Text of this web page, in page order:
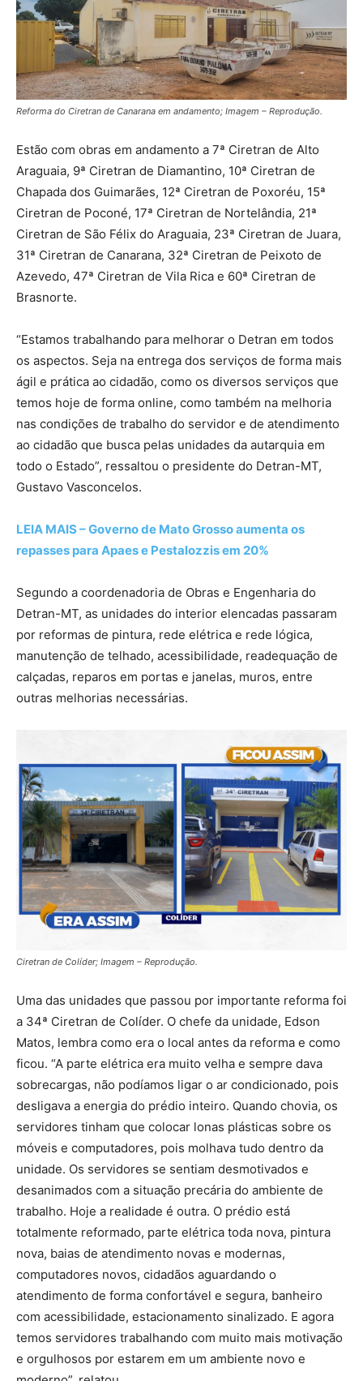
Reforma do Ciretran de Canarana em andamento; Imagem – Reprodução.
Estão com obras em andamento a 7ª Ciretran de Alto
Araguaia, 9ª Ciretran de Diamantino, 10ª Ciretran de
Chapada dos Guimarães, 12ª Ciretran de Poxoréu, 15ª
Ciretran de Poconé, 17ª Ciretran de Nortelândia, 21ª
Ciretran de São Félix do Araguaia, 23ª Ciretran de Juara,
31ª Ciretran de Canarana, 32ª Ciretran de Peixoto de
Azevedo, 47ª Ciretran de Vila Rica e 60ª Ciretran de
Brasnorte.
“Estamos trabalhando para melhorar o Detran em todos
os aspectos. Seja na entrega dos serviços de forma mais
ágil e prática ao cidadão, como os diversos serviços que
temos hoje de forma online, como também na melhoria
nas condições de trabalho do servidor e de atendimento
ao cidadão que busca pelas unidades da autarquia em
todo o Estado”, ressaltou o presidente do Detran-MT,
Gustavo Vasconcelos.
LEIA MAIS – Governo de Mato Grosso aumenta os
repasses para Apaes e Pestalozzis em 20%
Segundo a coordenadoria de Obras e Engenharia do
Detran-MT, as unidades do interior elencadas passaram
por reformas de pintura, rede elétrica e rede lógica,
manutenção de telhado, acessibilidade, readequação de
calçadas, reparos em portas e janelas, muros, entre
outras melhorias necessárias.
Ciretran de Colíder; Imagem – Reprodução.
Uma das unidades que passou por importante reforma foi
a 34ª Ciretran de Colíder. O chefe da unidade, Edson
Matos, lembra como era o local antes da reforma e como
ficou. “A parte elétrica era muito velha e sempre dava
sobrecargas, não podíamos ligar o ar condicionado, pois
desligava a energia do prédio inteiro. Quando chovia, os
servidores tinham que colocar lonas plásticas sobre os
móveis e computadores, pois molhava tudo dentro da
unidade. Os servidores se sentiam desmotivados e
desanimados com a situação precária do ambiente de
trabalho. Hoje a realidade é outra. O prédio está
totalmente reformado, parte elétrica toda nova, pintura
nova, baias de atendimento novas e modernas,
computadores novos, cidadãos aguardando o
atendimento de forma confortável e segura, banheiro
com acessibilidade, estacionamento sinalizado. E agora
temos servidores trabalhando com muito mais motivação
e orgulhosos por estarem em um ambiente novo e